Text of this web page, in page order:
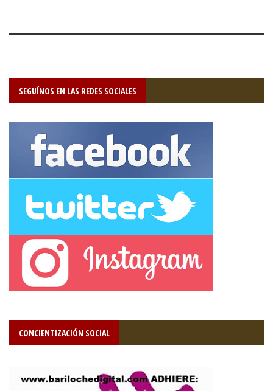
SEGUÍNOS EN LAS REDES SOCIALES
CONCIENTIZACIÓN SOCIAL